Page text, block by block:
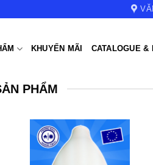
KHUYẾN MÃI CATALOGUE &
PHẨM